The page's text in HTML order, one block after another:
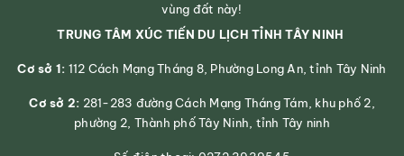
vùng đất này!
TRUNG TÂM XÚC TIẾN DU LỊCH TỈNH TÂY NINH
Cơ sở 1: 112 Cách Mạng Tháng 8, Phường Long An, tỉnh Tây Ninh
Cơ sở 2: 281-283 đường Cách Mạng Tháng Tám, khu phố 2,
phường 2, Thành phố Tây Ninh, tỉnh Tây ninh